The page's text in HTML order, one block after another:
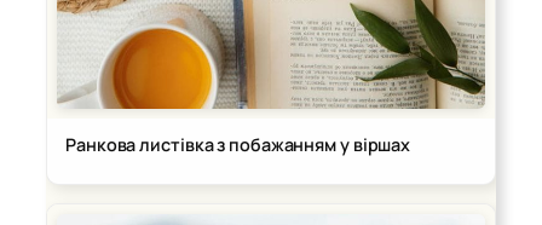
Ранкова листівка з побажанням у віршах